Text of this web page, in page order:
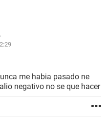
me habia pasado ne
negativo no se que hacer